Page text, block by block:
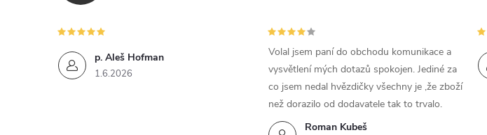
p. Aleš Hofman
1.6.2026
Roman Kubeš
Volal jsem paní do obchodu komunikace a
vysvětlení mých dotazů spokojen. Jediné za
co jsem nedal hvězdičky všechny je ,že zboží
než dorazilo od dodavatele tak to trvalo.